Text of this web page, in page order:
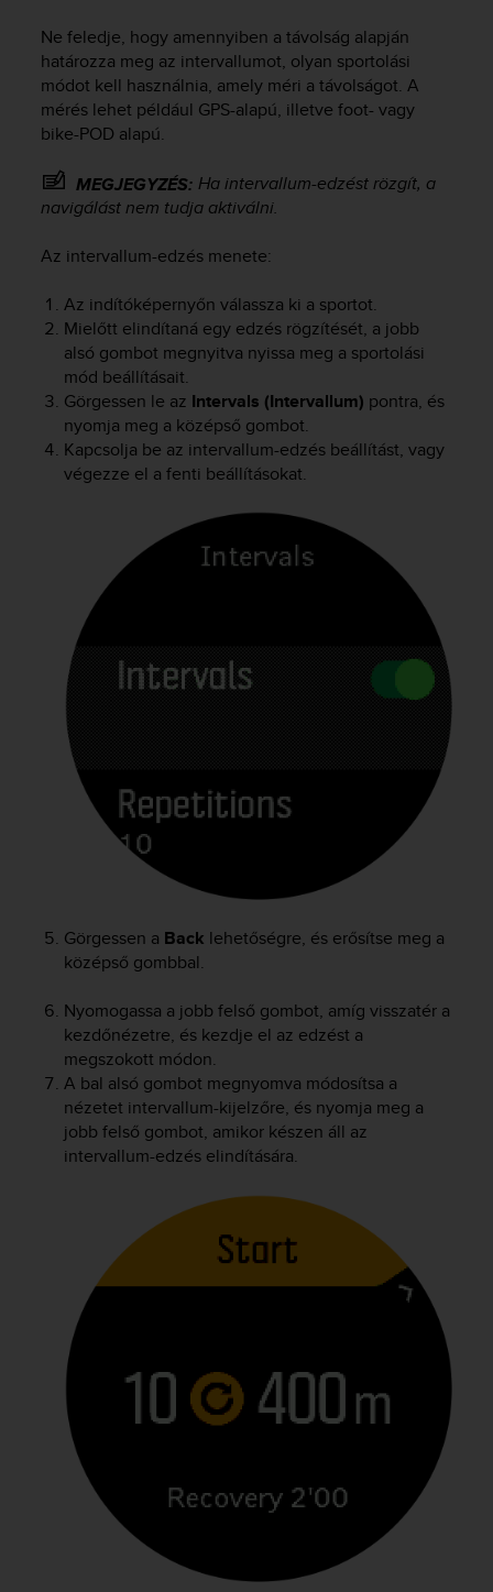
Ne feledje, hogy amennyiben a távolság alapján
határozza meg az intervallumot, olyan sportolási
módot kell használnia, amely méri a távolságot. A
mérés lehet például GPS-alapú, illetve foot- vagy
bike-POD alapú.
MEGJEGYZÉS: Ha intervallum-edzést rözgít, a
navigálást nem tudja aktiválni.
Az intervallum-edzés menete:
Az indítóképernyőn válassza ki a sportot.
Mielőtt elindítaná egy edzés rögzítését, a jobb
alsó gombot megnyitva nyissa meg a sportolási
mód beállításait.
Görgessen le az Intervals (Intervallum) pontra, és
nyomja meg a középső gombot.
Kapcsolja be az intervallum-edzés beállítást, vagy
végezze el a fenti beállításokat.
Görgessen a Back lehetőségre, és erősítse meg a
középső gombbal.
Nyomogassa a jobb felső gombot, amíg visszatér a
kezdőnézetre, és kezdje el az edzést a
megszokott módon.
A bal alsó gombot megnyomva módosítsa a
nézetet intervallum-kijelzőre, és nyomja meg a
jobb felső gombot, amikor készen áll az
intervallum-edzés elindítására.